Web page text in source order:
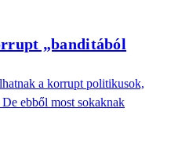
„banditából
a korrupt politikusok,
ebből most sokaknak